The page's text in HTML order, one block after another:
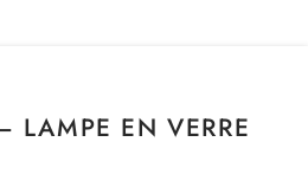
LAMPE EN VERRE